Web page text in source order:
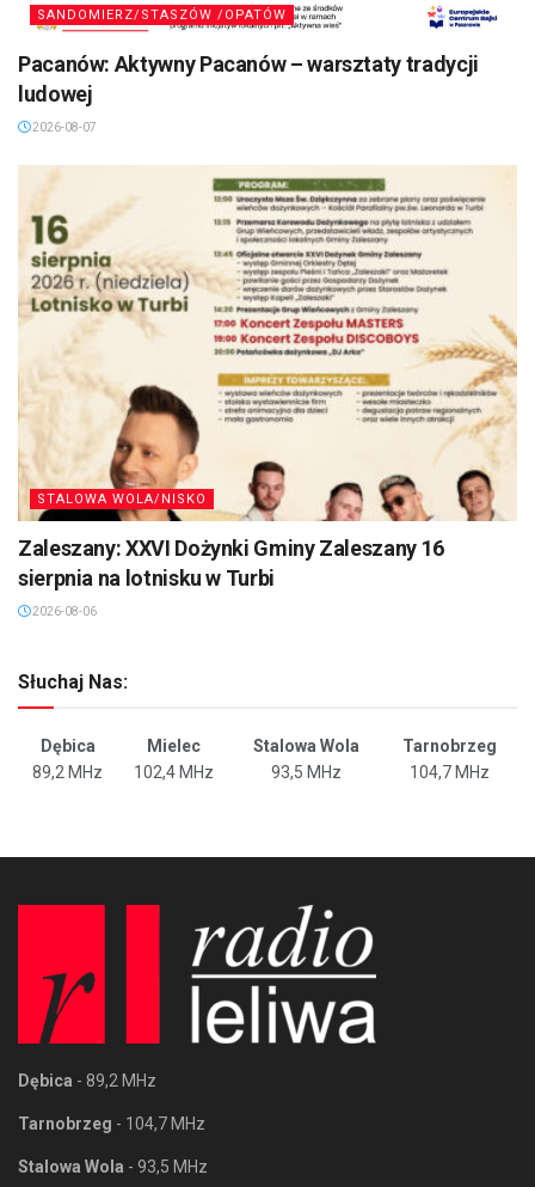
SANDOMIERZ/STASZÓW /OPATÓW
Pacanów: Aktywny Pacanów – warsztaty tradycji
ludowej
2026-08-07
STALOWA WOLA/NISKO
Zaleszany: XXVI Dożynki Gminy Zaleszany 16
sierpnia na lotnisku w Turbi
2026-08-06
Słuchaj Nas:
Dębica Mielec Stalowa Wola
Tarnobrzeg
89,2 MHz
102,4 MHz 93,5 MHz 104,7 MHz
Dębica - 89,2 MHz
Tarnobrzeg - 104,7 MHz
Stalowa Wola - 93,5 MHz